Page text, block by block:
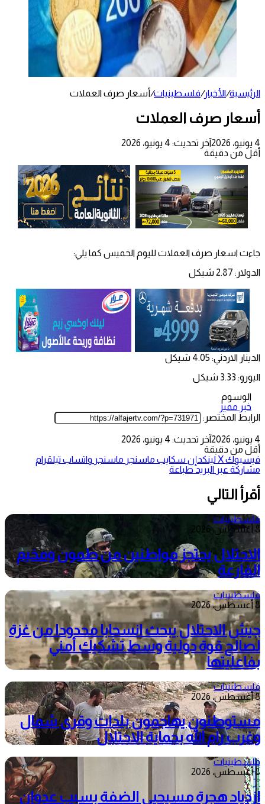
الرئيسية/الأخبار/فلسطينيات/أسعار صرف العملات
أسعار صرف العملات
4 يونيو، 2026
آخر تحديث: 4 يونيو، 2026
أقل من دقيقة
جاءت اسعار صرف العملات لليوم الخميس كما يلي:
الدولار: 2.87 شيكل
الدينار الاردني: 4.05 شيكل
اليورو: 3.33 شيكل
الوسوم
خبر مميز
الرابط المختصر:
4 يونيو، 2026
آخر تحديث: 4 يونيو، 2026
أقل من دقيقة
فيسبوك‫Xلينكدإن سكايب ماسنجر ماسنجر واتساب تيلقرام
مشاركة عبر البريد طباعة
أقرأ التالي
فلسطينيات
8 أغسطس، 2026
الاحتلال يحتجز مواطنين من طمون ومخيم
الفارعة
فلسطينيات
8 أغسطس، 2026
جيش الاحتلال يبحث انسحابا محدودا من غزة
لصالح قوة دولية وسط تشكيك أمني
بفاعليتها
فلسطينيات
8 أغسطس، 2026
مستوطنون يهاجمون بلدات وقرى شمال
وغرب رام الله بحماية الاحتلال
فلسطينيات
8 أغسطس، 2026
ازدياد هجرة مسيحيي الضفة بسبب عدوان